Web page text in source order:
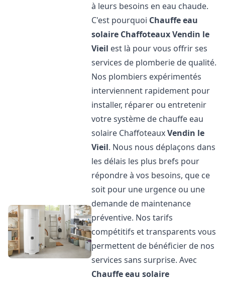
à leurs besoins en eau chaude.
C'est pourquoi Chauffe eau
solaire ChaffoteauxVendin le
Vieil est là pour vous offrir ses
services de plomberie de qualité.
Nos plombiers expérimentés
interviennent rapidement pour
installer, réparer ou entretenir
votre système de chauffe eau
solaire ChaffoteauxVendin le
Vieil. Nous nous déplaçons dans
les délais les plus brefs pour
répondre à vos besoins, que ce
soit pour une urgence ou une
demande de maintenance
préventive. Nos tarifs
compétitifs et transparents vous
permettent de bénéficier de nos
services sans surprise. Avec
Chauffe eau solaire